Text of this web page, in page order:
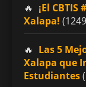
¡El
Xalapa!
Las 5
Xalapa que
Estudiantes